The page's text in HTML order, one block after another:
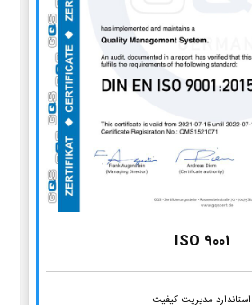
ISO 9001
استاندارد مدیریت کیفیت